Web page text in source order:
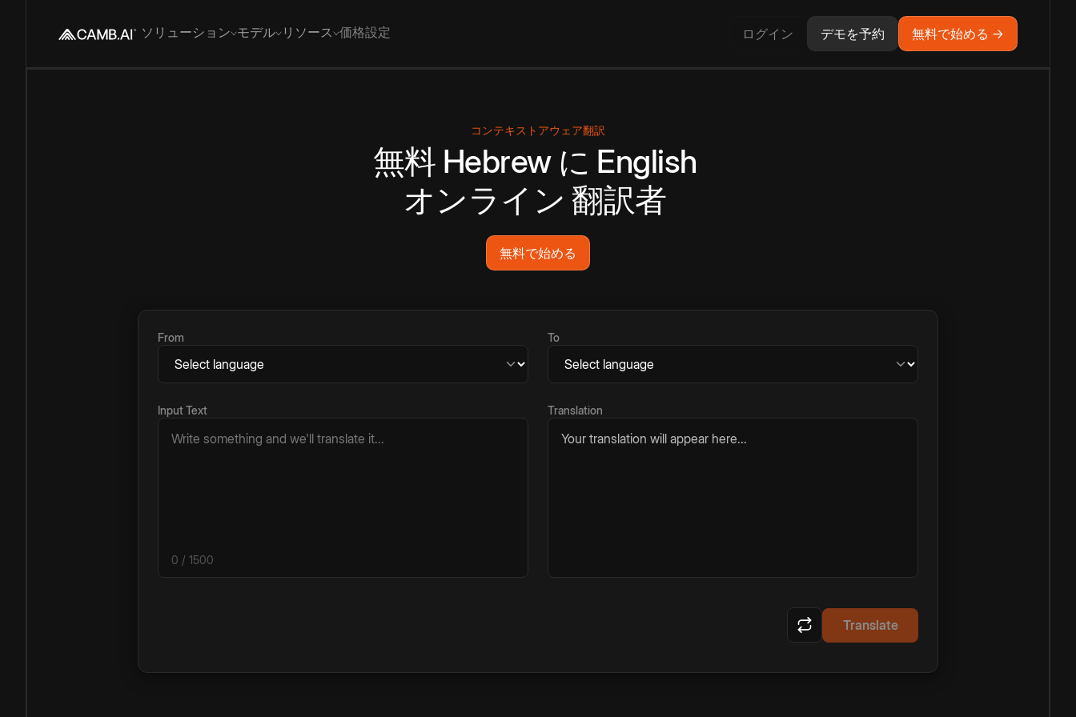
ソリューション モデル リソース 価格設定 ログイン デモを予約 無料で始める →
コンテキストアウェア翻訳
無料 Hebrew に English
オンライン 翻訳者
無料で始める
From To
Input Text
0 / 1500
Translation
Your translation will appear here...
Translate